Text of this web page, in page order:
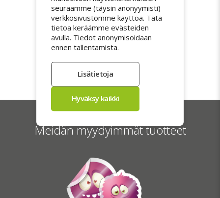
Toimitus on ilmainen koko Suomessa.
Tilaukset valmistellaan huolellisesti ja
luovutetaan kuljetuspalvelulle 5 arkipäivän
kuluessa. Lähetyksiä seurataan ja ne
toimitetaan henkilökohtaisesti
varmistaa turvallisen ja luotettavan
toimituksen.
Meidän myydyimmät tuotteet
seuraamme (täysin anonyymisti)
verkkosivustomme käyttöä. Tätä
tietoa keräämme evästeiden
avulla. Tiedot anonymisoidaan
ennen tallentamista.